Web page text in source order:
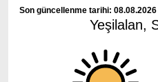
Son güncellenme tarihi: 08.08.2026
Yeşilalan,